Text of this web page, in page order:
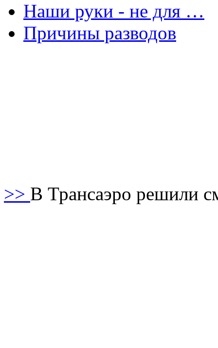
Наши руки - не для …
Причины разводов
>> В Трансаэро решили